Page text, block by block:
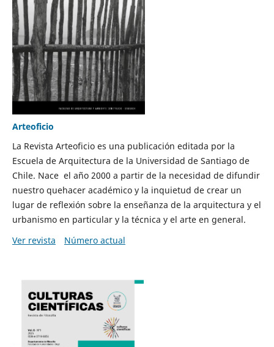
Arteoficio
La Revista Arteoficio es una publicación editada por la
Escuela de Arquitectura de la Universidad de Santiago de
Chile. Nace el año 2000 a partir de la necesidad de difundir
nuestro quehacer académico y la inquietud de crear un
lugar de reflexión sobre la enseñanza de la arquitectura y el
urbanismo en particular y la técnica y el arte en general.
Ver revista
Número actual